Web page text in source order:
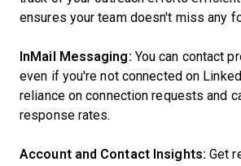
ensures your team doesn't miss any
InMail Messaging: You can contact
even if you're not connected on
reliance on connection requests and
response rates.
Account and Contact Insights:Get